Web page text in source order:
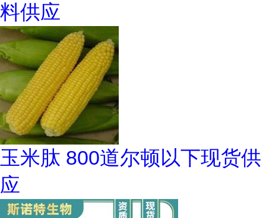
料供应
玉米肽 800道尔顿以下现货供
应